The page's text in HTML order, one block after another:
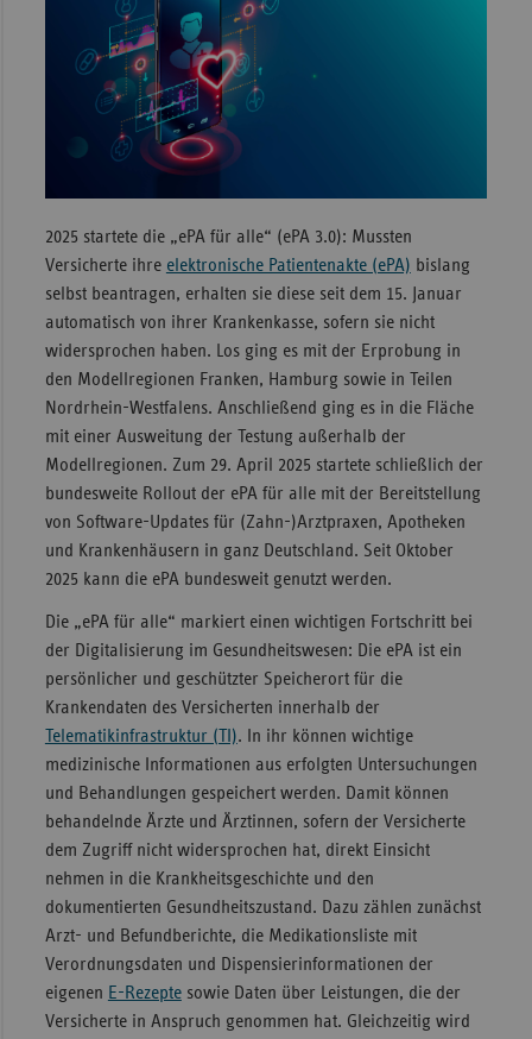
2025 startete die „ePA für alle“ (ePA 3.0): Mussten
Versicherte ihre elektronische Patientenakte (ePA) bislang
selbst beantragen, erhalten sie diese seit dem 15. Januar
automatisch von ihrer Krankenkasse, sofern sie nicht
widersprochen haben. Los ging es mit der Erprobung in
den Modellregionen Franken, Hamburg sowie in Teilen
Nordrhein-Westfalens. Anschließend ging es in die Fläche
mit einer Ausweitung der Testung außerhalb der
Modellregionen. Zum 29. April 2025 startete schließlich der
bundesweite Rollout der ePA für alle mit der Bereitstellung
von Software-Updates für (Zahn-)Arztpraxen, Apotheken
und Krankenhäusern in ganz Deutschland. Seit Oktober
2025 kann die ePA bundesweit genutzt werden.
Die „ePA für alle“ markiert einen wichtigen Fortschritt bei
der Digitalisierung im Gesundheitswesen: Die ePA ist ein
persönlicher und geschützter Speicherort für die
Krankendaten des Versicherten innerhalb der
Telematikinfrastruktur (TI). In ihr können wichtige
medizinische Informationen aus erfolgten Untersuchungen
und Behandlungen gespeichert werden. Damit können
behandelnde Ärzte und Ärztinnen, sofern der Versicherte
dem Zugriff nicht widersprochen hat, direkt Einsicht
nehmen in die Krankheitsgeschichte und den
dokumentierten Gesundheitszustand. Dazu zählen zunächst
Arzt- und Befundberichte, die Medikationsliste mit
Verordnungsdaten und Dispensierinformationen der
eigenen E-Rezeptesowie Daten über Leistungen, die der
Versicherte in Anspruch genommen hat. Gleichzeitig wird